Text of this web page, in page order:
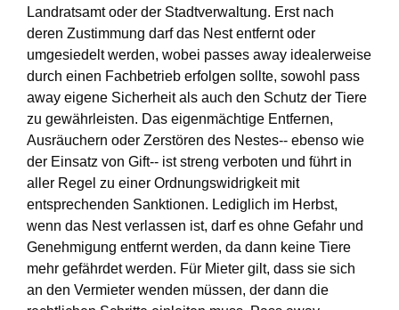
Landratsamt oder der Stadtverwaltung. Erst nach
deren Zustimmung darf das Nest entfernt oder
umgesiedelt werden, wobei passes away idealerweise
durch einen Fachbetrieb erfolgen sollte, sowohl pass
away eigene Sicherheit als auch den Schutz der Tiere
zu gewährleisten. Das eigenmächtige Entfernen,
Ausräuchern oder Zerstören des Nestes-- ebenso wie
der Einsatz von Gift-- ist streng verboten und führt in
aller Regel zu einer Ordnungswidrigkeit mit
entsprechenden Sanktionen. Lediglich im Herbst,
wenn das Nest verlassen ist, darf es ohne Gefahr und
Genehmigung entfernt werden, da dann keine Tiere
mehr gefährdet werden. Für Mieter gilt, dass sie sich
an den Vermieter wenden müssen, der dann die